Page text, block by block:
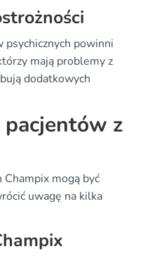
psychicznych powinni
mają problemy z
dodatkowych
z
mogą być
uwagę na kilka